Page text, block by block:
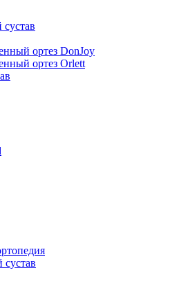
ортез DonJoy
ортез Orlett